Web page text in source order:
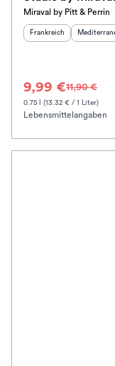
Miraval by Pitt & Perrin
Herkunftsland
Frankreich
9,99 €11,90 €
0.75 l (13.32 € / 1 Liter)
Lebensmittelangaben